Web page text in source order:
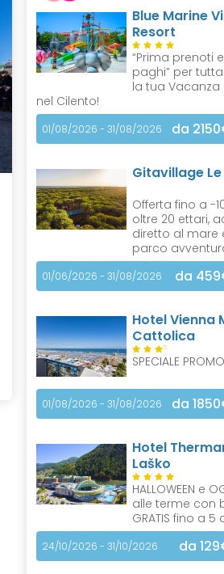
Blue Marine
Resort
“Prima prenoti
paghi” per
la tua
nel Cilento!
01/08/2026 - 31/08/2026 da
Gitavillage
Offerta fino a -
oltre 20 ettari,
diretto al mare
parco
01/06/2026 - 31/08/2026 da
Hotel Vienna
Cattolica
S
SPECIALE
01/08/2026 - 31/08/2026 da
Hotel
Laško
HALLOWEEN e
alle terme con
GRATIS fino a 5
24/10/2026 - 31/10/2026 da